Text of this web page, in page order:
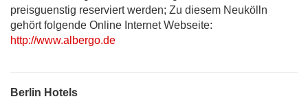
preisguenstig reserviert werden; Zu diesem Neukölln
gehört folgende Online Internet Webseite:
http://www.albergo.de
Berlin Hotels